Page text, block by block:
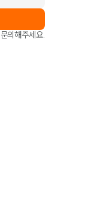
의해주세요.